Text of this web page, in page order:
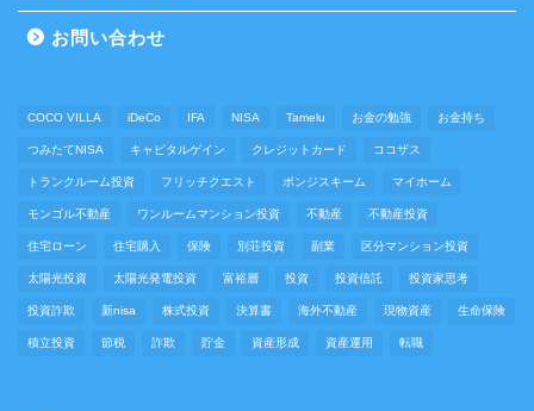
お問い合わせ
COCO VILLA iDeCo IFA NISA Tamelu お金の勉強 お金持ち
つみたてNISA キャピタルゲイン クレジットカード ココザス
トランクルーム投資 フリッチクエスト ポンジスキーム マイホーム
モンゴル不動産 ワンルームマンション投資 不動産 不動産投資
住宅ローン 住宅購入 保険 別荘投資 副業 区分マンション投資
太陽光投資 太陽光発電投資 富裕層 投資 投資信託 投資家思考
投資詐欺 新nisa 株式投資 決算書 海外不動産 現物資産 生命保険
積立投資 節税 詐欺 貯金 資産形成 資産運用 転職